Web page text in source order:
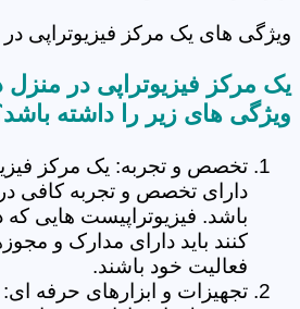
ویژگی های یک مرکز
یک مرکز فیزیوتراپی در
ویژگی های زیر را داشته
تخصص و تجربه: یک مرکز
دارای تخصص و تجربه کافی در
باشد. فیزیوتراپیست هایی
کنند باید دارای مدارک و
فعالیت خود باشند.
تجهیزات و ابزارهای حرفه